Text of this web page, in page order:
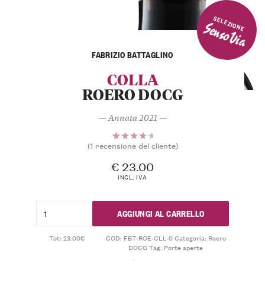
SELEZIONE
SensoVia
FABRIZIO BATTAGLINO
COLLA
ROERO DOCG
— Annata 2021 —
Valutato
4.00
su 5 su
base di
1
(1 recensione del cliente)
€ 23.00
INCL. IVA
AGGIUNGI AL CARRELLO
Tot: 23.00€ COD: FBT-ROE-CLL-0Categoria: Roero
DOCGTag: Porte aperte